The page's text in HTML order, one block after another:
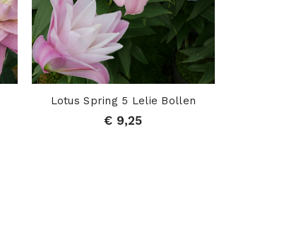
Lotus Spring 5 Lelie Bollen
€ 9,25